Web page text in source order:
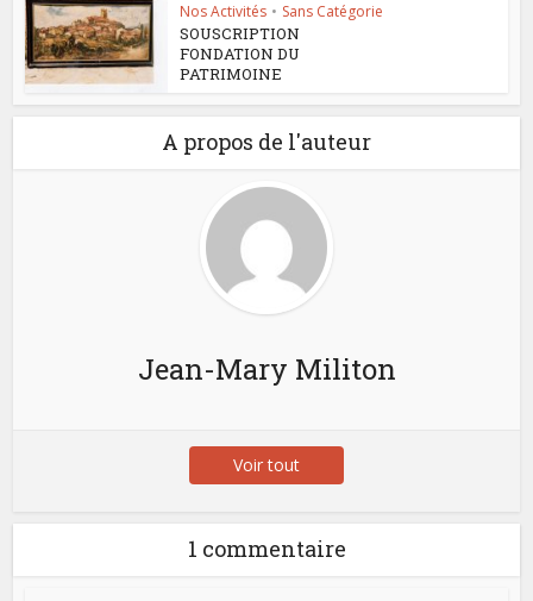
Nos Activités • Sans Catégorie
SOUSCRIPTION
FONDATION DU
PATRIMOINE
A propos de l'auteur
Jean-Mary Militon
Voir tout
1 commentaire